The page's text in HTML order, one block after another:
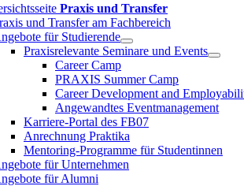
Praxis und Transfer
und Transfer am Fachbereich
für Studierende
Praxisrelevante Seminare und Events
Career Camp
PRAXIS Summer Camp
Career Development and
Angewandtes Eventmanagement
Karriere-Portal des FB07
Anrechnung Praktika
Mentoring-Programme für Studentinnen
für Unternehmen
für Alumni